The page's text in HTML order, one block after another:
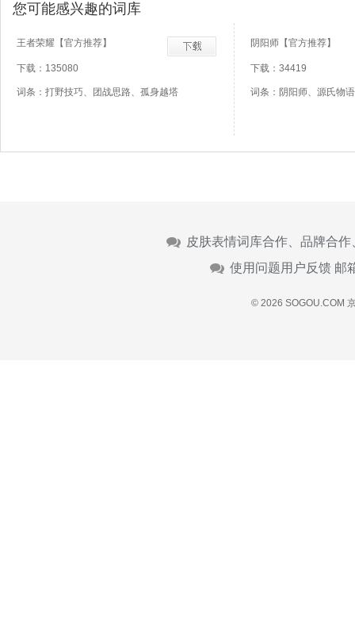
您可能感兴趣的词库
王者荣耀【官方推荐】
下载：135080
词条：打野技巧、团战思路、孤身越塔
阴阳师【官方推荐】
下载：34419
词条：阴阳师、源氏物
皮肤表情词库合作、品牌合
使用问题用户反馈 邮
© 2026 SOGOU.COM